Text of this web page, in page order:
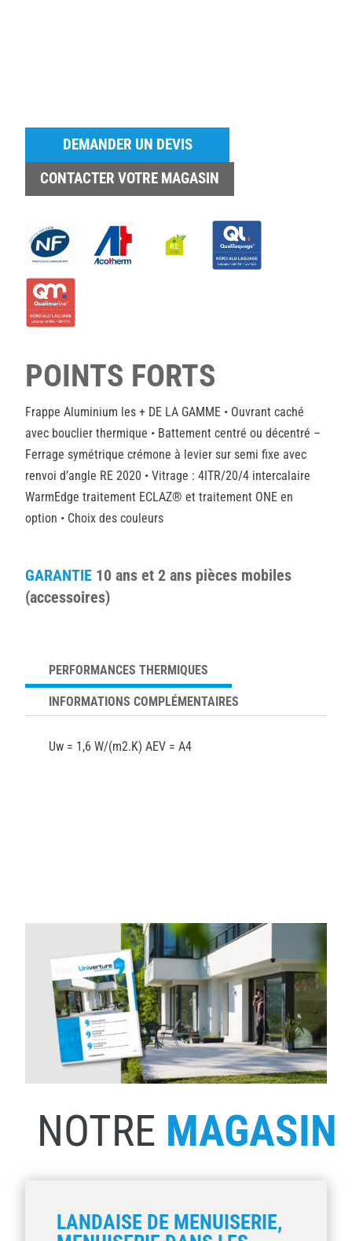
DEMANDER UN DEVIS
CONTACTER VOTRE MAGASIN
POINTS FORTS
Frappe Aluminium les + DE LA GAMME • Ouvrant caché
avec bouclier thermique • Battement centré ou décentré –
Ferrage symétrique crémone à levier sur semi fixe avec
renvoi d’angle RE 2020 • Vitrage : 4ITR/20/4 intercalaire
WarmEdge traitement ECLAZ® et traitement ONE en
option • Choix des couleurs
GARANTIE 10 ans et 2 ans pièces mobiles
(accessoires)
PERFORMANCES THERMIQUES
INFORMATIONS COMPLÉMENTAIRES
Uw = 1,6 W/(m2.K) AEV = A4
NOTRE MAGASIN
LANDAISE DE MENUISERIE,